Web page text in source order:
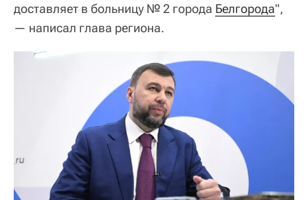
доставляет в больницу № 2 города Белгорода",
— написал глава региона.